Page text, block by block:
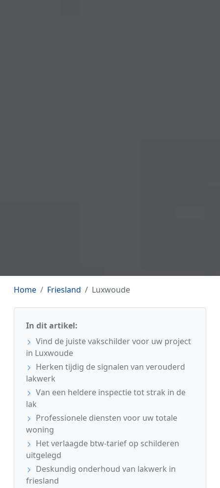
Home Friesland Luxwoude
In dit artikel:
Vind de juiste vakschilder voor uw project
in Luxwoude
Herken tijdig de signalen van verouderd
lakwerk
Van een heldere inspectie tot strak in de
lak
Professionele diensten voor uw totale
woning
Het verlaagde btw-tarief op schilderen
uitgelegd
Deskundig onderhoud van lakwerk in
friesland